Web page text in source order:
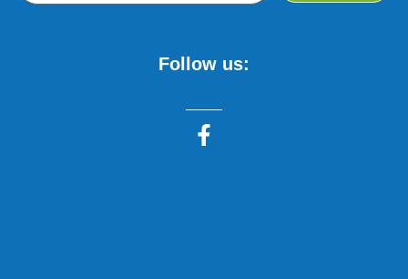
Follow us: